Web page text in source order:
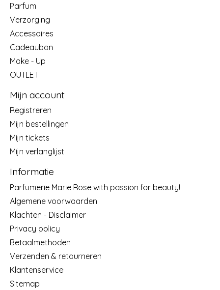
Parfum
Verzorging
Accessoires
Cadeaubon
Make - Up
OUTLET
Mijn account
Registreren
Mijn bestellingen
Mijn tickets
Mijn verlanglijst
Informatie
Parfumerie Marie Rose with passion for beauty!
Algemene voorwaarden
Klachten - Disclaimer
Privacy policy
Betaalmethoden
Verzenden & retourneren
Klantenservice
Sitemap